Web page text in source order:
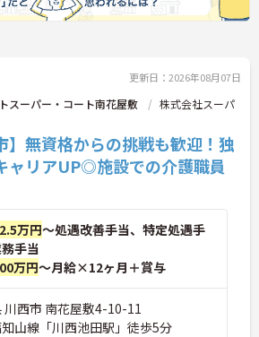
役員がすべての提案に目を通
更新日：2026年08月07日
スーパー・コート南花屋敷
株式会社スーパ
】無資格からの挑戦も歓迎！独
ャリアUP◎施設での介護職員
万円～処遇改善手当、特定処遇手
手当
万円～月給×12ヶ月＋賞与
川西市 南花屋敷4-10-11
知山線「川西池田駅」徒歩5分